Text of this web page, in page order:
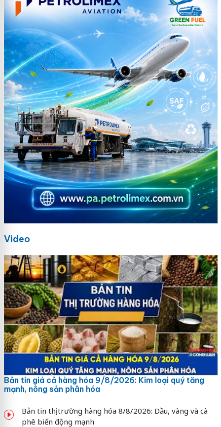
Video
Bản tin giá cả hàng hóa 9/8/2026: Kim loại quý tăng
mạnh, nông sản phân hóa
Bản tin thị trường hàng hóa 8/8/2026: Dầu, vàng và cà
phê biến động mạnh